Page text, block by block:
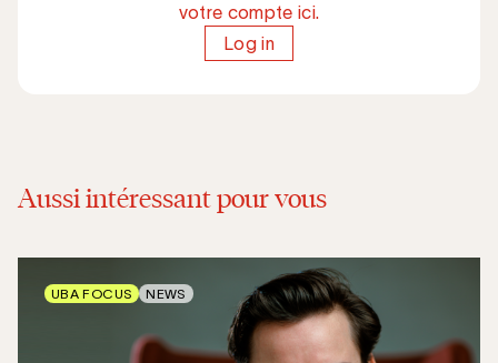
votre compte ici.
Log in
Aussi intéressant pour vous
UBA FOCUS NEWS